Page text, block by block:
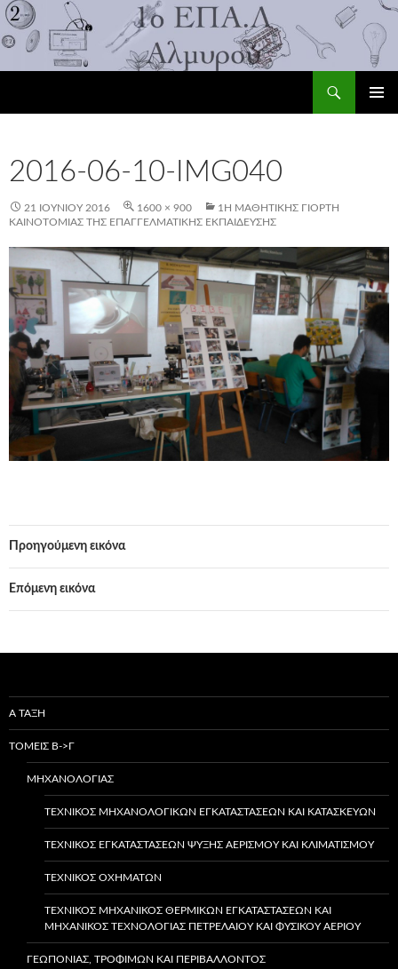
2016-06-10-IMG040
21 ΙΟΥΝΊΟΥ 2016 1600 × 900
1Η MΑΘΗΤΙΚΉΣ ΓΙΟΡΤΉ
ΚΑΙΝΟΤΟΜΊΑΣ ΤΗΣ ΕΠΑΓΓΕΛΜΑΤΙΚΉΣ ΕΚΠΑΊΔΕΥΣΗΣ
Προηγούμενη εικόνα
Επόμενη εικόνα
Α ΤΑΞΗ
ΤΟΜΕΙΣ Β->Γ
ΜΗΧΑΝΟΛΟΓΙΑΣ
ΤΕΧΝΙΚΌΣ ΜΗΧΑΝΟΛΟΓΙΚΏΝ ΕΓΚΑΤΑΣΤΆΣΕΩΝ ΚΑΙ ΚΑΤΑΣΚΕΥΏΝ
ΤΕΧΝΙΚΌΣ ΕΓΚΑΤΑΣΤΆΣΕΩΝ ΨΎΞΗΣ ΑΕΡΙΣΜΟΎ ΚΑΙ ΚΛΙΜΑΤΙΣΜΟΎ
ΤΕΧΝΙΚΌΣ ΟΧΗΜΆΤΩΝ
ΤΕΧΝΙΚΌΣ ΜΗΧΑΝΙΚΌΣ ΘΕΡΜΙΚΏΝ ΕΓΚΑΤΑΣΤΆΣΕΩΝ ΚΑΙ
ΜΗΧΑΝΙΚΌΣ ΤΕΧΝΟΛΟΓΊΑΣ ΠΕΤΡΕΛΑΊΟΥ ΚΑΙ ΦΥΣΙΚΟΎ ΑΕΡΊΟΥ
ΓΕΩΠΟΝΙΑΣ, ΤΡΟΦΙΜΩΝ ΚΑΙ ΠΕΡΙΒΑΛΛΟΝΤΟΣ